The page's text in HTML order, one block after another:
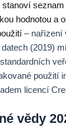
hodnotou a
– nařízení
(2019)
použití
licencí
vědy